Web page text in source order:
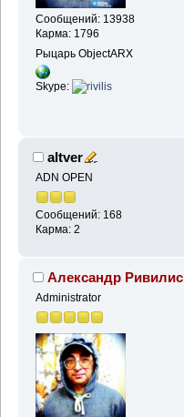
Сообщений: 13938
Карма: 1796
Рыцарь ObjectARX
Skype:
altver
ADN OPEN
Сообщений: 168
Карма: 2
Александр Ривилис
Administrator